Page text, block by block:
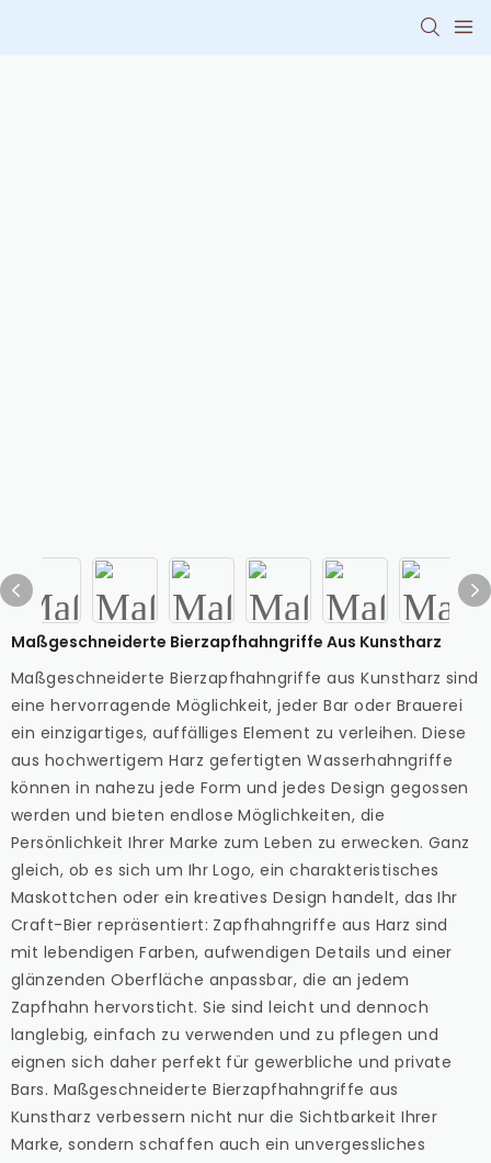
Maßgeschneiderte Bierzapfhahngriffe Aus Kunstharz
Maßgeschneiderte Bierzapfhahngriffe aus Kunstharz sind
eine hervorragende Möglichkeit, jeder Bar oder Brauerei
ein einzigartiges, auffälliges Element zu verleihen. Diese
aus hochwertigem Harz gefertigten Wasserhahngriffe
können in nahezu jede Form und jedes Design gegossen
werden und bieten endlose Möglichkeiten, die
Persönlichkeit Ihrer Marke zum Leben zu erwecken. Ganz
gleich, ob es sich um Ihr Logo, ein charakteristisches
Maskottchen oder ein kreatives Design handelt, das Ihr
Craft-Bier repräsentiert: Zapfhahngriffe aus Harz sind
mit lebendigen Farben, aufwendigen Details und einer
glänzenden Oberfläche anpassbar, die an jedem
Zapfhahn hervorsticht. Sie sind leicht und dennoch
langlebig, einfach zu verwenden und zu pflegen und
eignen sich daher perfekt für gewerbliche und private
Bars. Maßgeschneiderte Bierzapfhahngriffe aus
Kunstharz verbessern nicht nur die Sichtbarkeit Ihrer
Marke, sondern schaffen auch ein unvergessliches